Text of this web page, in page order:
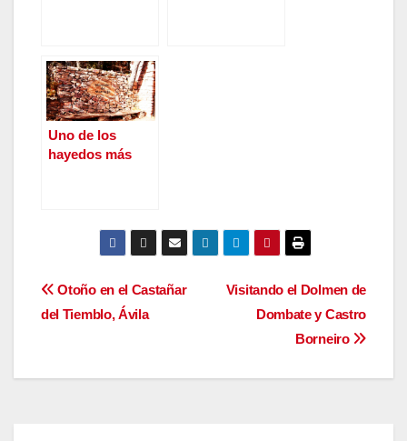
Uno de los
hayedos más
Montejo.
Navegación
entradas
Visitando el Dolmen de
Dombate y Castro
Borneiro
Otoño en el Castañar
del Tiemblo, Ávila